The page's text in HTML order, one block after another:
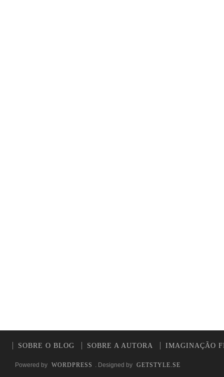
SOBRE O BLOG SOBRE A AUTORA IMAGINAÇÃO
Powered by WORDPRESS . Designed by GETSTYLE.SE